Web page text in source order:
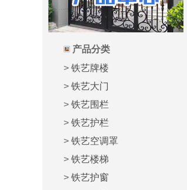
产品分类
> 铁艺牌楼
> 铁艺大门
> 铁艺围栏
> 铁艺护栏
> 铁艺空调罩
> 铁艺楼梯
> 铁艺护窗